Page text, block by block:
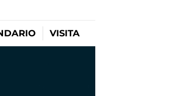
VISITA